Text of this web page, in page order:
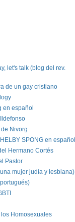
let's talk (blog del rev.
de un gay cristiano
en español
Nivorg
SPONG en español
Hermano Cortés
Pastor
mujer judía y lesbiana)
Homosexuales